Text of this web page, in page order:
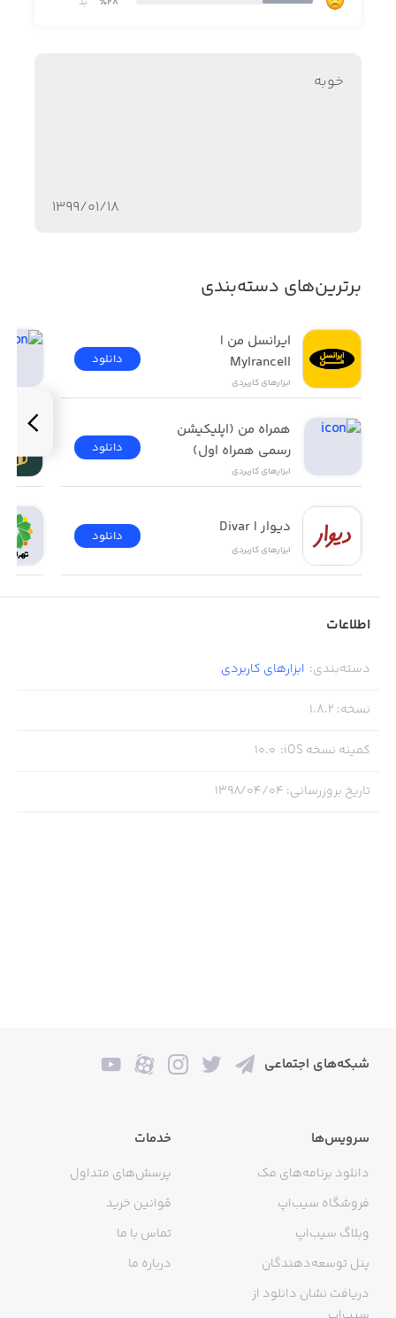
• امکان ایجاد هدف
خوبه
۱۳۹۹/۰۱/۱۸
برترین‌های دسته‌بندی
MyIrancell
ابزار‌های کاربردی
دانلود
رسمی همراه اول)
ابزار‌های کاربردی
دانلود
دیوار | Divar
ابزار‌های کاربردی
دانلود
اطلاعات
دسته‌بندی: ابزار‌های کاربردی
نسخه:
1.8.2
کمینه نسخه iOS :
10.0
تاریخ بروزرسانی: ۱۳۹۸/۰۴/۰۴
شبکه‌های اجتماعی
سرویس‌ها
دانلود برنامه‌های مک
فروشگاه سیب‌اپ
وبلاگ سیب‌اپ
پنل توسعه‌دهندگان
دریافت نشان دانلود از
خدمات
پرسش‌های متداول
قوانین خرید
تماس با ما
درباره ما